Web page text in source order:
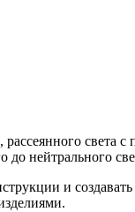
света
нейтрального
и